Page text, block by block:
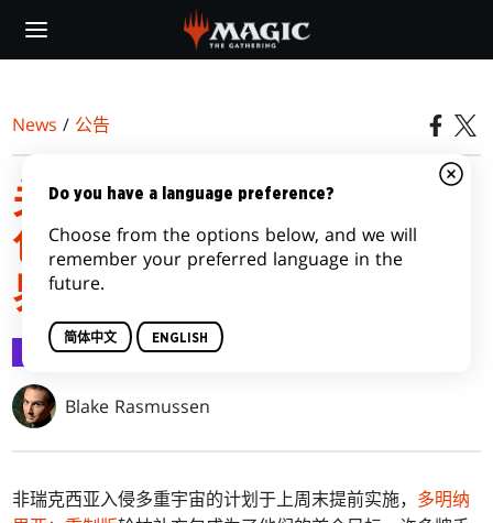
main
News / 公告
关于多明纳里亚：重制版
包含部分非瑞克西亚：万
界归一牌张的说明
公告 2023-01-13
Blake Rasmussen
非瑞克西亚入侵多重宇宙的计划于上周末提前实施， 多明纳
Do you have a language preference?
Choose from the options below, and we will
remember your preferred language in the
future.
简体中文 ENGLISH